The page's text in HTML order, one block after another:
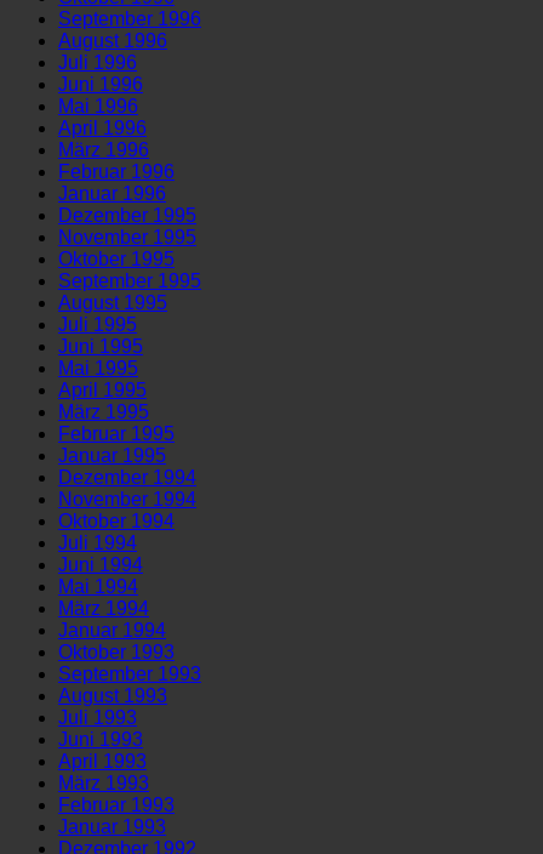
September 1996
August 1996
Juli 1996
Juni 1996
Mai 1996
April 1996
März 1996
Februar 1996
Januar 1996
Dezember 1995
November 1995
Oktober 1995
September 1995
August 1995
Juli 1995
Juni 1995
Mai 1995
April 1995
März 1995
Februar 1995
Januar 1995
Dezember 1994
November 1994
Oktober 1994
Juli 1994
Juni 1994
Mai 1994
März 1994
Januar 1994
Oktober 1993
September 1993
August 1993
Juli 1993
Juni 1993
April 1993
März 1993
Februar 1993
Januar 1993
Dezember 1992